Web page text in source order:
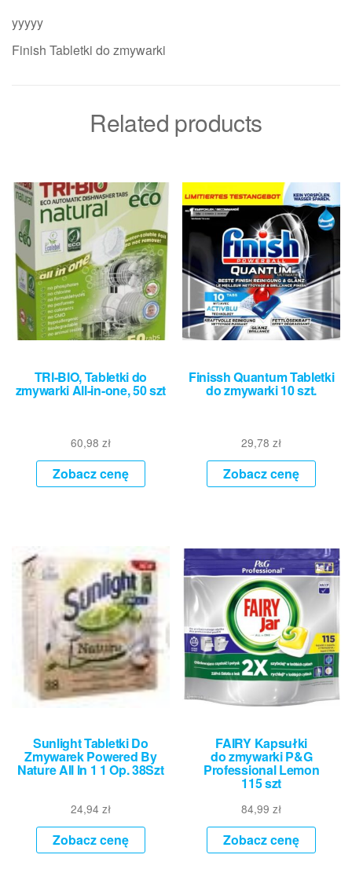
yyyyy
Finish Tabletki do zmywarki
Related products
TRI-BIO, Tabletki do
zmywarki All-in-one, 50 szt
60,98 zł
Zobacz cenę
Finissh Quantum Tabletki
do zmywarki 10 szt.
29,78zł
Zobacz cenę
Sunlight Tabletki Do
Zmywarek Powered By
Nature All In 1 1 Op. 38Szt
24,94 zł
Zobacz cenę
FAIRY Kapsułki
do zmywarki P&G
Professional Lemon
115 szt
84,99zł
Zobacz cenę